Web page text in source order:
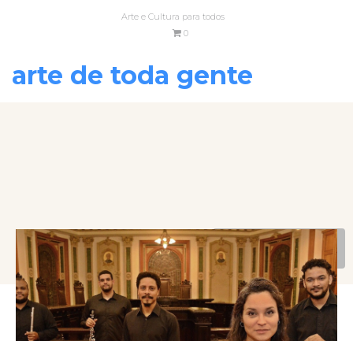
Arte e Cultura para todos
0
arte de toda gente
VOLTAR